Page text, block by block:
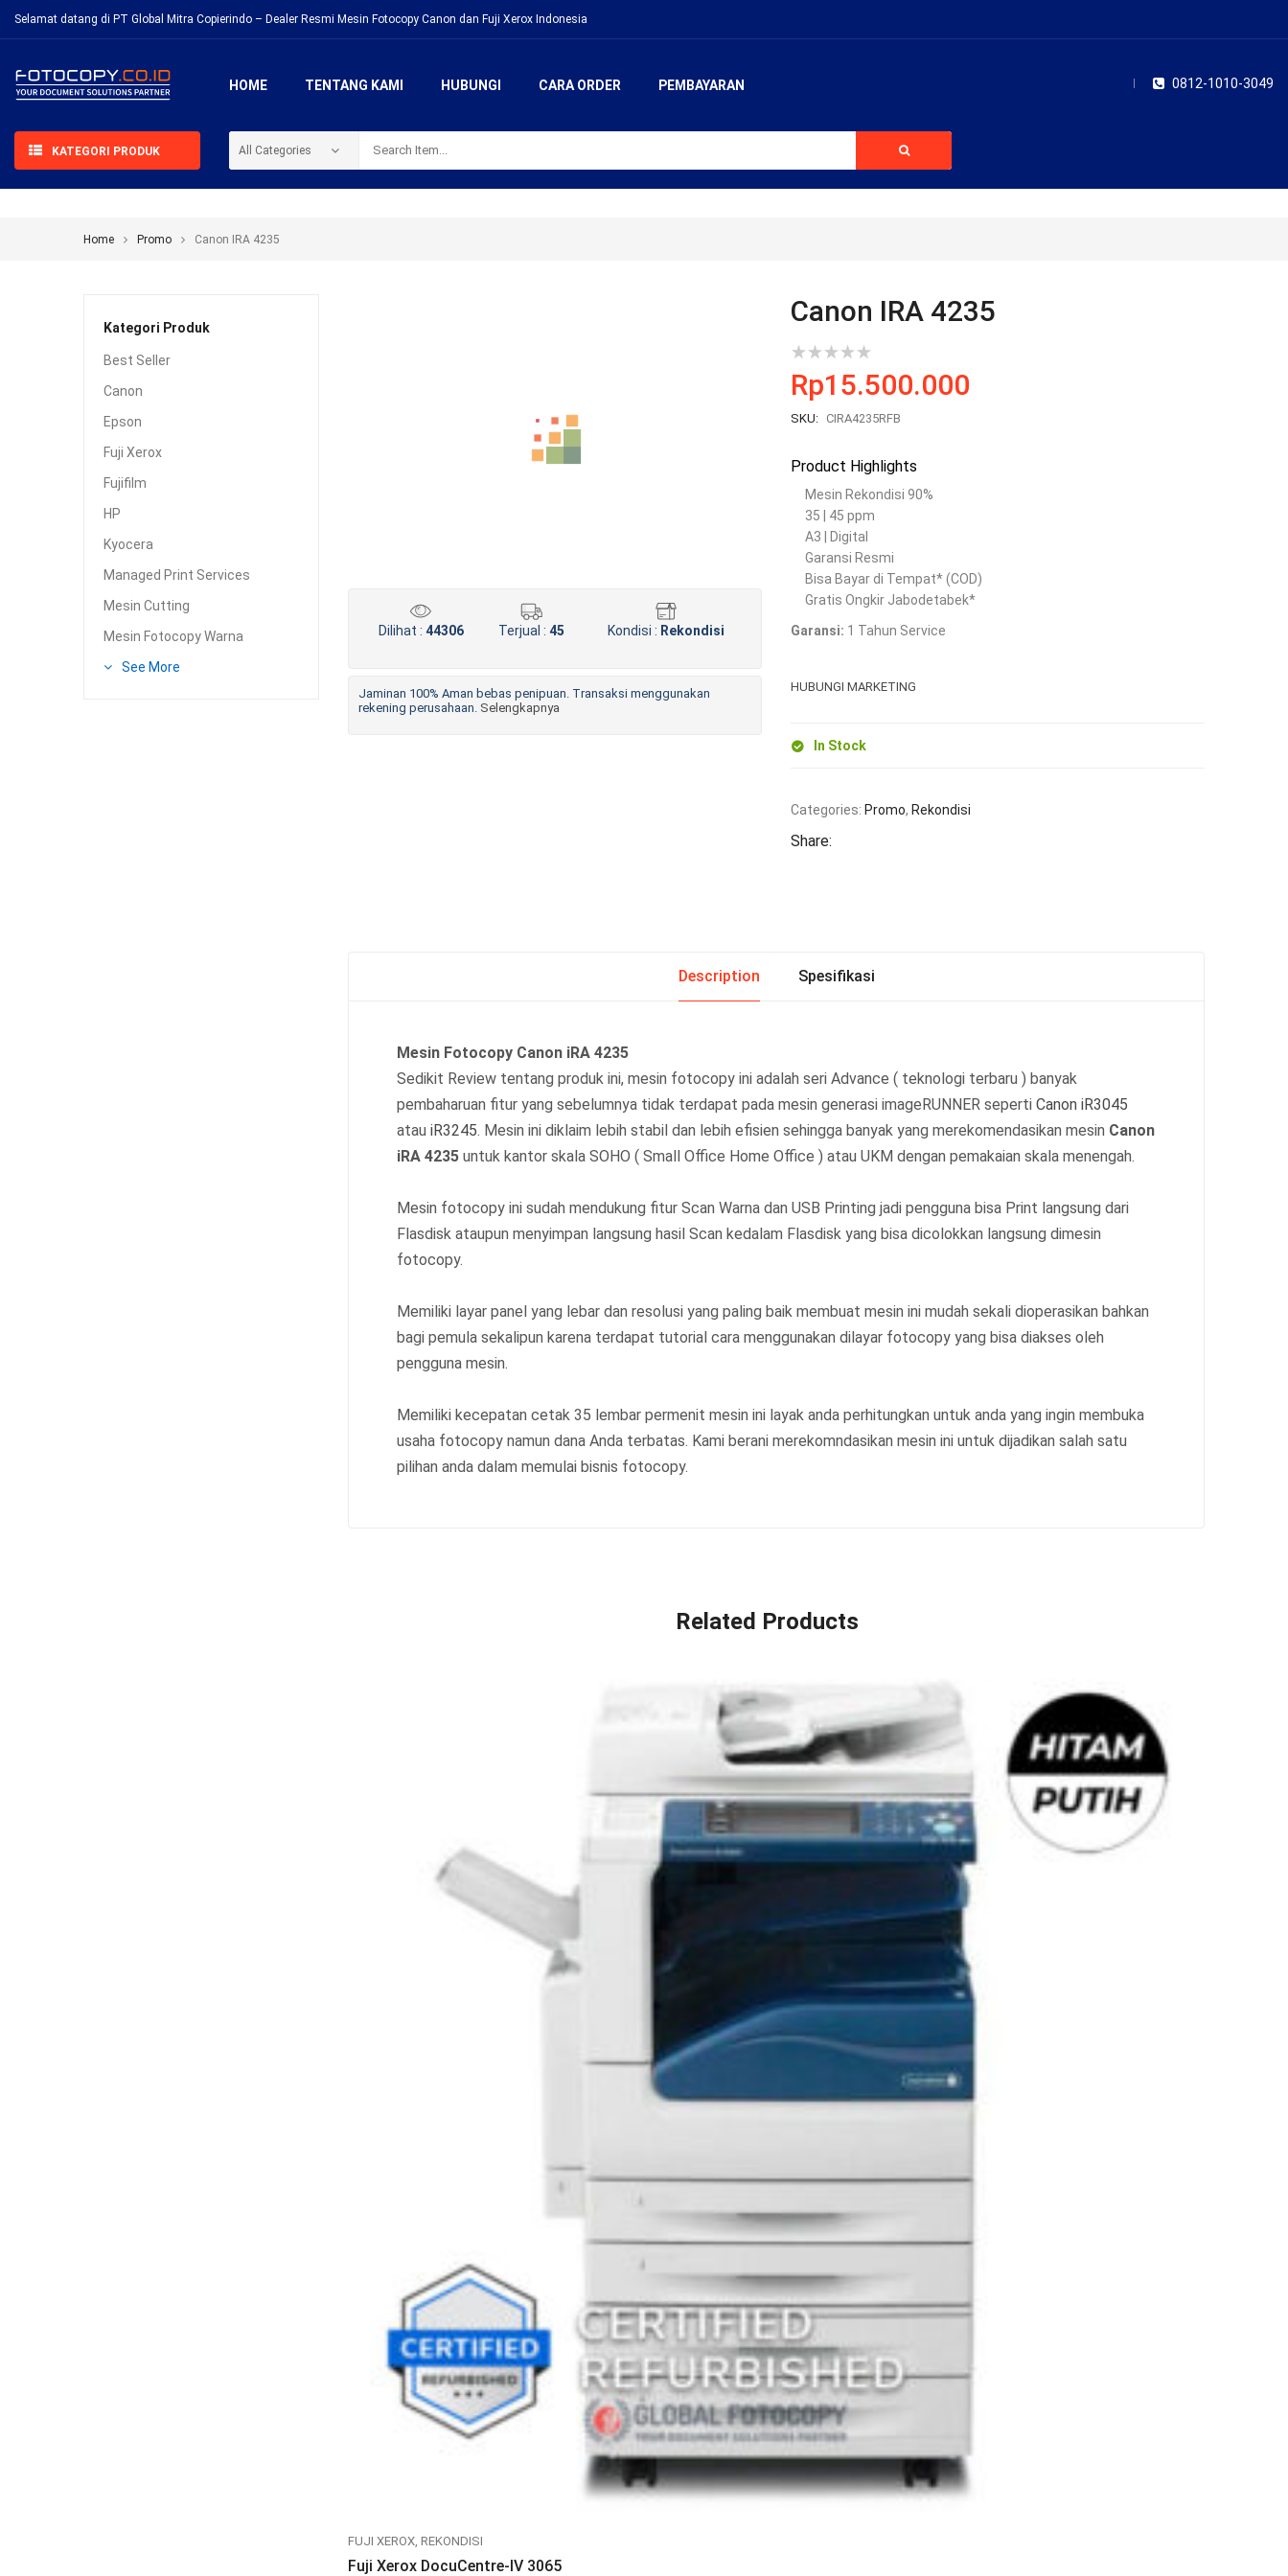
Selamat datang di PT Global Mitra Copierindo – Dealer Resmi Mesin Fotocopy Canon dan Fuji Xerox Indonesia
HOME TENTANG KAMI HUBUNGI CARA ORDER PEMBAYARAN 0812-1010-3049
KATEGORI PRODUK
Home Promo Canon IRA 4235
Kategori Produk
Best Seller
Canon
Epson
Fuji Xerox
Fujifilm
HP
Kyocera
Managed Print Services
Mesin Cutting
Mesin Fotocopy Warna
See More
Dilihat : 44306 Terjual : 45 Kondisi : Rekondisi
Jaminan 100% Aman bebas penipuan. Transaksi menggunakan
rekening perusahaan. Selengkapnya
Canon IRA 4235
Rp15.500.000
SKU: CIRA4235RFB
Product Highlights
Mesin Rekondisi 90%
35 | 45 ppm
A3 | Digital
Garansi Resmi
Bisa Bayar di Tempat* (COD)
Gratis Ongkir Jabodetabek*
Garansi: 1 Tahun Service
HUBUNGI MARKETING
In Stock
Categories: Promo, Rekondisi
Share:
Description Spesifikasi
Mesin Fotocopy Canon iRA 4235
Sedikit Review tentang produk ini, mesin fotocopy ini adalah seri Advance ( teknologi terbaru ) banyak
pembaharuan fitur yang sebelumnya tidak terdapat pada mesin generasi imageRUNNER seperti Canon iR3045
atau iR3245. Mesin ini diklaim lebih stabil dan lebih efisien sehingga banyak yang merekomendasikan mesin Canon
iRA 4235 untuk kantor skala SOHO ( Small Office Home Office ) atau UKM dengan pemakaian skala menengah.
Mesin fotocopy ini sudah mendukung fitur Scan Warna dan USB Printing jadi pengguna bisa Print langsung dari
Flasdisk ataupun menyimpan langsung hasil Scan kedalam Flasdisk yang bisa dicolokkan langsung dimesin
fotocopy.
Memiliki layar panel yang lebar dan resolusi yang paling baik membuat mesin ini mudah sekali dioperasikan bahkan
bagi pemula sekalipun karena terdapat tutorial cara menggunakan dilayar fotocopy yang bisa diakses oleh
pengguna mesin.
Memiliki kecepatan cetak 35 lembar permenit mesin ini layak anda perhitungkan untuk anda yang ingin membuka
usaha fotocopy namun dana Anda terbatas. Kami berani merekomndasikan mesin ini untuk dijadikan salah satu
pilihan anda dalam memulai bisnis fotocopy.
Related Products
FUJI XEROX REKONDISI
Fuji Xerox DocuCentre-IV 3065